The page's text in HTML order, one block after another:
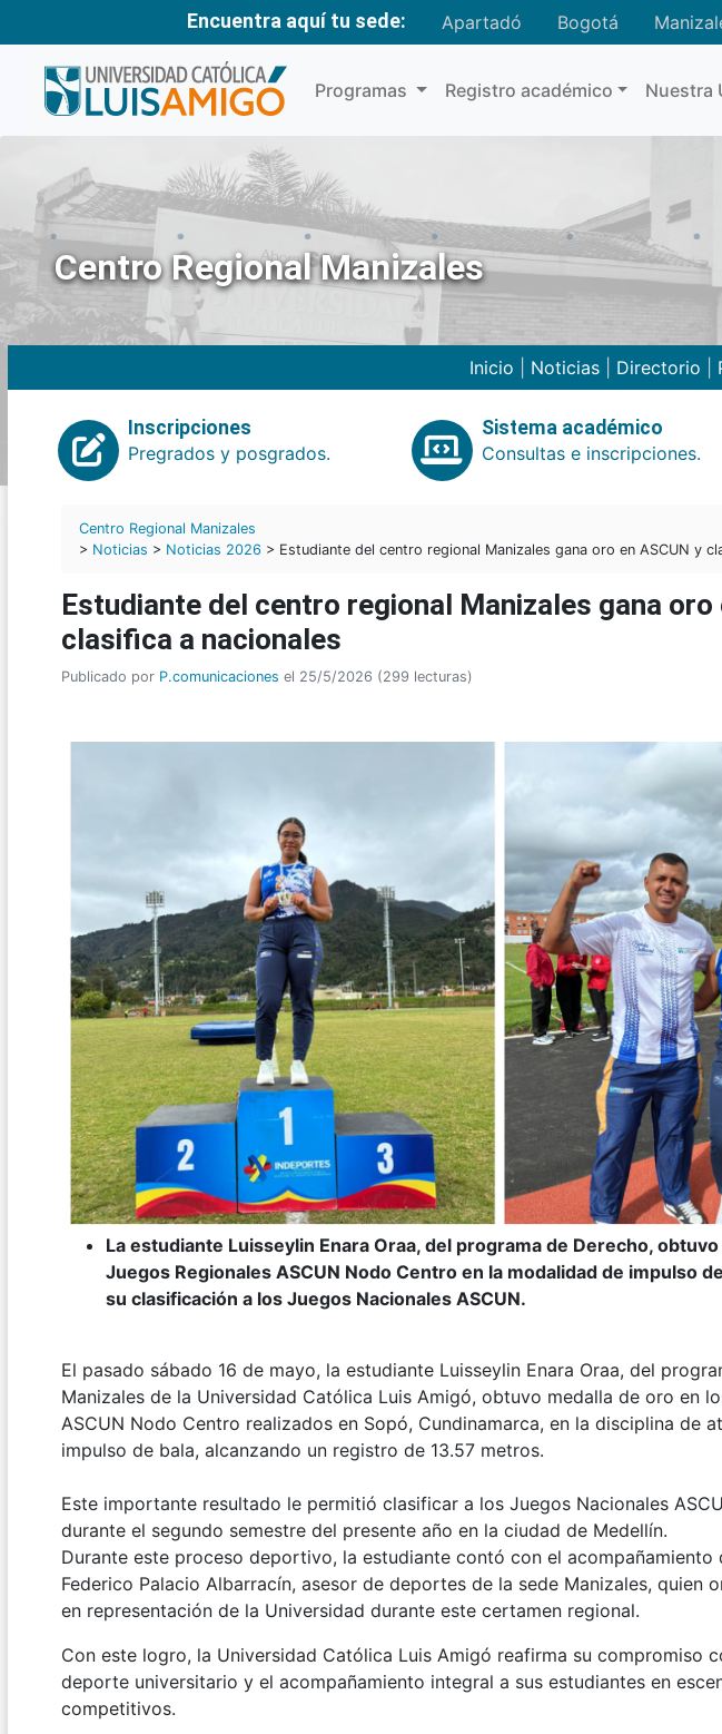
Encuentra aquí tu sede: Apartadó Bogotá
Programas Registro académico Nuestra
Centro Regional Manizales
Inicio Noticias| Directorio
Inscripciones
Pregrados y posgrados.
Sistema académico
Consultas e inscripciones.
Centro Regional Manizales
> Noticias > Noticias 2026 > Estudiante del centro regional Manizales gana oro en ASCUN y
Estudiante del centro regional Manizales gana oro
clasifica a nacionales
Publicado por P.comunicaciones el 25/5/2026 (299 lecturas)
La estudiante Luisseylin Enara Oraa, del programa de Derecho,
Juegos Regionales ASCUN Nodo Centro en la modalidad de impulso
su clasificación a los Juegos Nacionales ASCUN.
El pasado sábado 16 de mayo, la estudiante Luisseylin Enara Oraa, del
Manizales de la Universidad Católica Luis Amigó, obtuvo medalla de oro en
ASCUN Nodo Centro realizados en Sopó, Cundinamarca, en la disciplina de
impulso de bala, alcanzando un registro de 13.57 metros.
Este importante resultado le permitió clasificar a los Juegos Nacionales
durante el segundo semestre del presente año en la ciudad de Medellín.
Durante este proceso deportivo, la estudiante contó con el acompañamiento
Federico Palacio Albarracín, asesor de deportes de la sede Manizales, quien
en representación de la Universidad durante este certamen regional.
Con este logro, la Universidad Católica Luis Amigó reafirma su compromiso
deporte universitario y el acompañamiento integral a sus estudiantes en
competitivos.